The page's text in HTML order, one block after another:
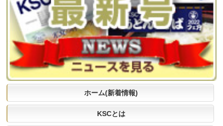
ホーム(新着情報)
KSCとは